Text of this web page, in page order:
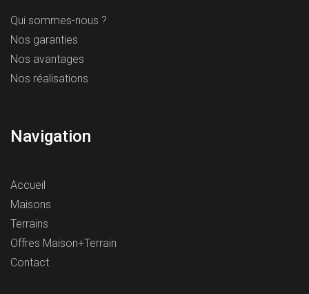
Qui sommes-nous ?
Nos garanties
Nos avantages
Nos réalisations
Navigation
Accueil
Maisons
Terrains
Offres Maison+Terrain
Contact